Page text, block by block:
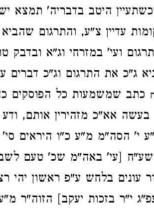
היטב בדבריה' תמצא
עדיין צ"ע, והתרגום שהביא
ועי' במזרחי וג"א ובדבק
ג"כ את התרגום וג"כ דברים
כתב שמשמעות כל הפוסקים
בעשה אא"כ מזהירין אותם,
י' הסה"מ מ"ע כ"ו היראים
[עי' באה"מ שכ' טעם
עונים בלחש ע"פ ראשון יהי
י"ר בזכות יעקב] הזוה"ר